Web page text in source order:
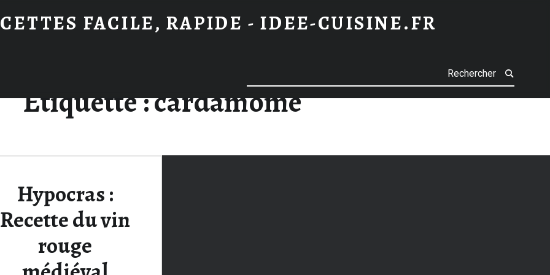
FACILE, RAPIDE - IDEE-CUISINE.FR
Étiquette :cardamome
Hypocras :
Recette du vin
rouge